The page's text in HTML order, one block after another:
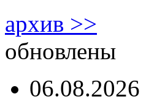
архив >>
обновлены
06.08.2026